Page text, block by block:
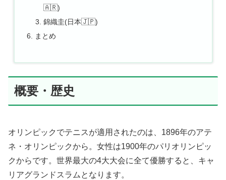
🇦🇷)
錦織圭(日本🇯🇵)
まとめ
概要・歴史
オリンピックでテニスが適用されたのは、1896年のアテ
ネ・オリンピックから。女性は1900年のパリオリンピッ
クからです。世界最大の4大大会に全て優勝すると、キャ
リアグランドスラムとなります。